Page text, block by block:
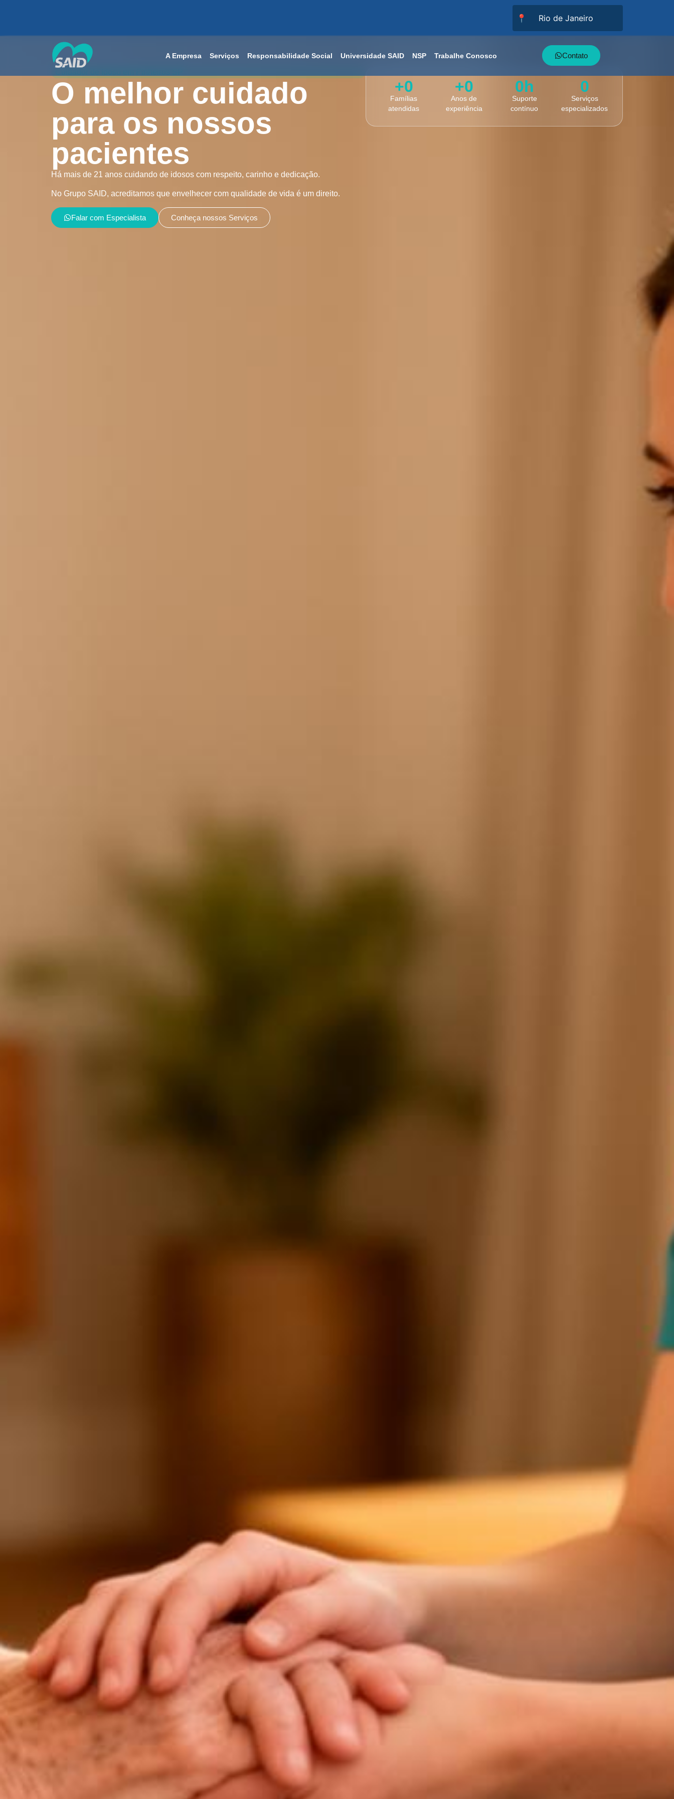
📍
A Empresa Serviços Responsabilidade Social Universidade SAID NSP Trabalhe Conosco
Contato
O melhor cuidado
para os nossos
pacientes
Há mais de 21 anos cuidando de idosos com respeito, carinho e dedicação.
No Grupo SAID, acreditamos que envelhecer com qualidade de vida é um direito.
Falar com Especialista Conheça nossos Serviços
Famílias
atendidas
+0
Anos de
experiência
+0
Suporte
contínuo
0h
Serviços
especializados
0